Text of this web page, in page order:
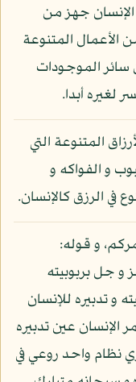
جهز من
الأعمال المتنوعة
الموجودات
لغيره أبدا.
المتنوعة التي
و الفواكه و
في الرزق كالإنسان.
و قوله:
و جل بربوبيته
و تدبيره للإنسان
الإنسان عين تدبيره
نظام واحد روعي في